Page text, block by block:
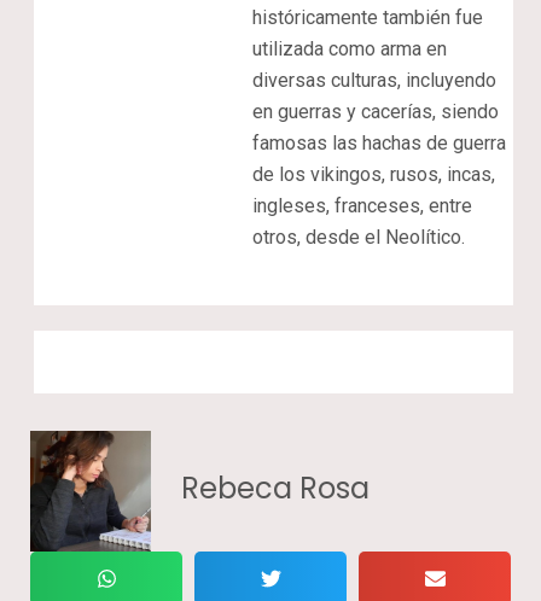
históricamente también fue
utilizada como arma en
diversas culturas, incluyendo
en guerras y cacerías, siendo
famosas las hachas de guerra
de los vikingos, rusos, incas,
ingleses, franceses, entre
otros, desde el Neolítico.
Rebeca Rosa